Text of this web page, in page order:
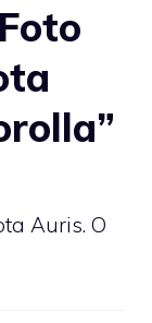
Auris. O